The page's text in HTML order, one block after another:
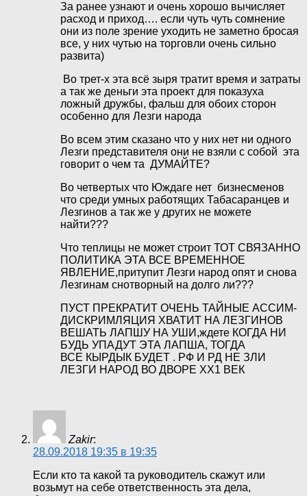
За ранее узнают и очень хорошо вычисляет
расход и приход…. если чуть чуть сомнение
они из поле зрение уходить не заметно бросая
все, у них чутью на торговли очень сильно
развита)
Во трет-х эта всё зыря тратит время и затраты
а так же деньги эта проект для показуха
ложный дружбы, фальш для обоих сторон
особенно для Лезги народа
Во всем этим сказано что у них нет ни одного
Лезги представителя они не взяли с собой эта
говорит о чем та ДУМАЙТЕ?
Во четвертых что Юждаге нет бизнесменов
что среди умных работящих Табасаранцев и
Лезгинов а так же у других не можете
найти???
Что теплицы не может строит ТОТ СВЯЗАННО
ПОЛИТИКА ЭТА ВСЕ ВРЕМЕННОЕ
ЯВЛЕНИЕ,притупит Лезги народ опят и снова
Лезгинам снотворный на долго ли???
ПУСТ ПРЕКРАТИТ ОЧЕНЬ ТАЙНЫЕ АССИМ-
ДИСКРИМЛЯЦИЯ ХВАТИТ НА ЛЕЗГИНОВ
ВЕШАТЬ ЛАПШУ НА УШИ,ждете КОГДА НИ
БУДЬ УПАДУТ ЭТА ЛАПША, ТОГДА
ВСЕ КЫРДЫК БУДЕТ . РФ И РД НЕ ЗЛИ
ЛЕЗГИ НАРОД ВО ДВОРЕ ХХ1 ВЕК
Zakir:
28.09.2018 19:35 в 19:35
Если кто та какой та руководитель скажут или
возьмут на себе ответственность эта дела,